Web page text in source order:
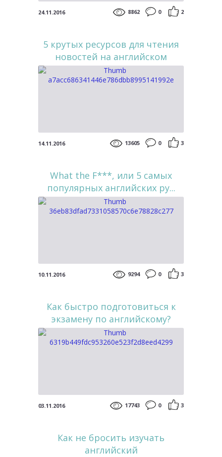
24.11.2016 8862 0 2
5 крутых ресурсов для чтения
новостей на английском
14.11.2016 13605 0 3
What the F***, или 5 самых
популярных английских ру...
10.11.2016 9294 0 3
Как быстро подготовиться к
экзамену по английскому?
03.11.2016 17743 0 3
Как не бросить изучать
английский